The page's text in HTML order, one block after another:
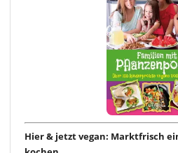
Hier & jetzt vegan: Marktfrisch